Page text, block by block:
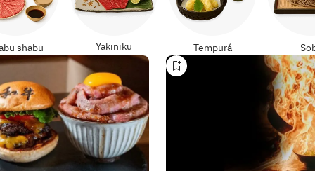
shabu Yakiniku Tempurá